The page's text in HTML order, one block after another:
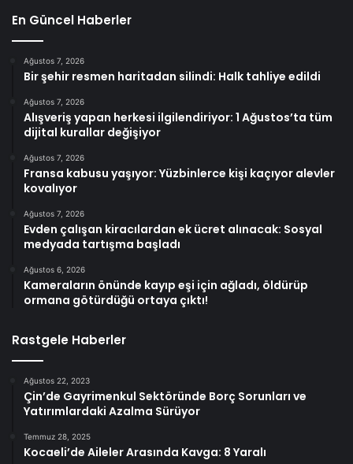
En Güncel Haberler
Ağustos 7, 2026
Bir şehir resmen haritadan silindi: Halk tahliye edildi
Ağustos 7, 2026
Alışveriş yapan herkesi ilgilendiriyor: 1 Ağustos’ta tüm
dijital kurallar değişiyor
Ağustos 7, 2026
Fransa kabusu yaşıyor: Yüzbinlerce kişi kaçıyor alevler
kovalıyor
Ağustos 7, 2026
Evden çalışan kiracılardan ek ücret alınacak: Sosyal
medyada tartışma başladı
Ağustos 6, 2026
Kameraların önünde kayıp eşi için ağladı, öldürüp
ormana götürdüğü ortaya çıktı!
Rastgele Haberler
Ağustos 22, 2023
Çin’de Gayrimenkul Sektöründe Borç Sorunları ve
Yatırımlardaki Azalma Sürüyor
Temmuz 28, 2025
Kocaeli’de Aileler Arasında Kavga: 8 Yaralı